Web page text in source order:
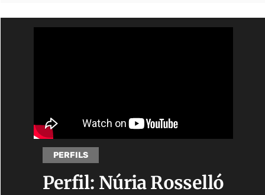
PERFILS
Perfil: Núria Rosselló